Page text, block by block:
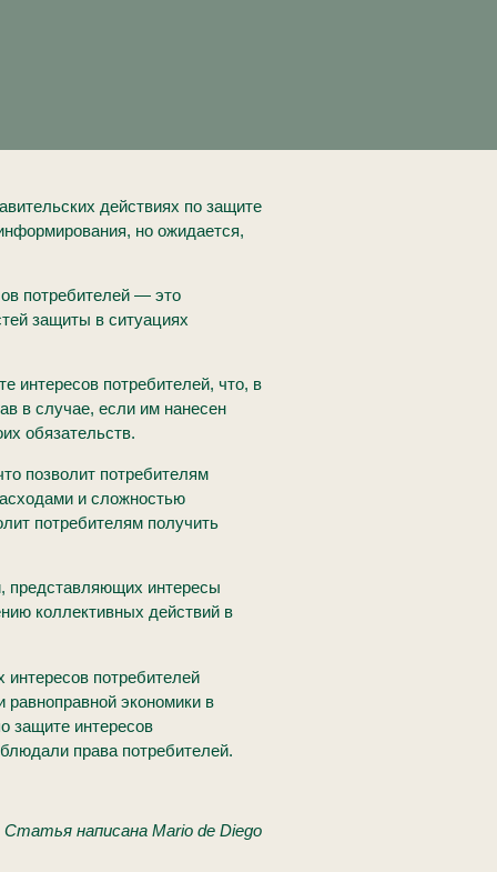
действиях по защите
но ожидается,
потребителей — это
защиты в ситуациях
интересов потребителей, что, в
в случае, если им нанесен
обязательств.
позволит потребителям
и сложностью
потребителям получить
представляющих интересы
коллективных действий в
потребителей
экономики в
защите интересов
права потребителей.
Статья написана Mario de Diego